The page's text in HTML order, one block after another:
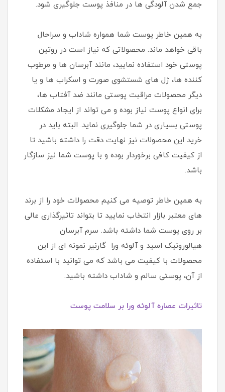
جمع شدن آلودگی ها در منافذ پوست جلوگیری شود.
به همین خاطر پوست شما همواره شاداب و سراحال
باقی خواهد ماند. محصولاتی که نیاز است در روتین
پوستی خود استفاده نمایید، مانند آبرسان ها و مرطوب
کننده ها، ژل های شستشوی صورت و اسکراب ها و یا
دیگر محصولات مراقبت پوستی مانند ضد آفتاب ها،
برای انواع پوست نیاز بوده و می تواند از ایجاد مشکلات
پوستی بسیاری در شما جلوگیری نماید. البته باید در
خرید این محصولات نیز نهایت دقت را داشته باشید تا
از کیفیت کافی برخوردار بوده و با پوست شما نیز سازگار
باشد.
به همین خاطر توصیه می کنیم محصولات خود را از برند
های معتبر بازار انتخاب نمایید تا بتواند تاثیرگذاری عالی
بر روی پوست شما داشته باشد. سرم آبرسان
هیالورونیک اسید و آلوئه ورا گارنیر نمونه ای از این
محصولات با کیفیت می باشد که می توانید با استفاده
از آن، پوستی سالم و شاداب داشته باشید.
تاثیرات عصاره آلوئه ورا بر سلامت پوست